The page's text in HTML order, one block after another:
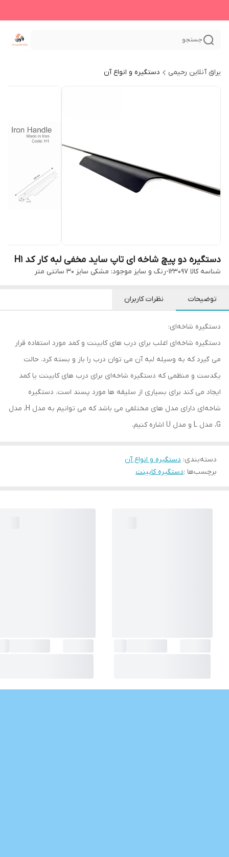
جستجو
یراق آنلاین رحیمی دستگیره و انواع آن
دستگیره دو پیچ شاخه ای تاپ ساید مخفی لبه کار کد H1
شناسه کالا 123097-رنگ و سایز موجود: مشکی سایز ۳۰ سانتی متر
توضیحات نظرات کاربران
دستگیره شاخه‌ای:
دستگیره شاخه‌ای اغلب برای درب های کابینت و کمد مورد استفاده قرار
می گیرد که به وسیله لبه آن می توان درب را باز و بسته کرد. حالت
یکدست و منظمی که دستگیره شاخه‌ای برای درب های کابینت یا کمد
ایجاد می کند برای بسیاری از سلیقه ها مورد پسند است. دستگیره
شاخه‌ای دارای مدل های مختلفی می باشد که می توانیم به مدل H، مدل
G، مدل L و مدل U اشاره کنیم.
دسته‌بندی: دستگیره و انواع آن
برچسب‌ها :دستگیره کابینت